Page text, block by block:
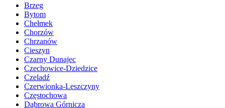
Brzeg
Bytom
Chełmek
Chorzów
Chrzanów
Cieszyn
Czarny Dunajec
Czechowice-Dziedzice
Czeladź
Czerwionka-Leszczyny
Częstochowa
Dąbrowa Górnicza